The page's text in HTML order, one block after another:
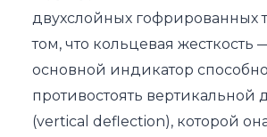
двухслойных гофрированных
том, что кольцевая жесткость
основной индикатор
противостоять
(vertical deflection), которой